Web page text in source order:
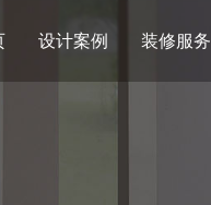
设计案例 装修服务